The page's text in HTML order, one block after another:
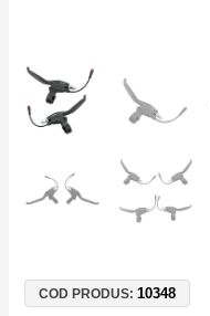
COD PRODUS:10348